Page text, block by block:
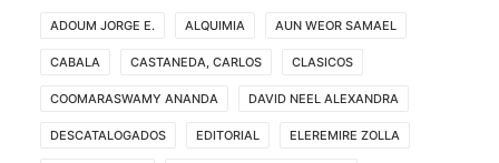
ADOUM JORGE E. ALQUIMIA AUN WEOR SAMAEL
CABALA CASTANEDA, CARLOS CLASICOS
COOMARASWAMY ANANDA DAVID NEEL ALEXANDRA
DESCATALOGADOS EDITORIAL ELEREMIRE ZOLLA